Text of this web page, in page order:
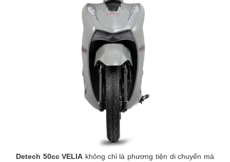
Detech 50cc VELIA không chỉ là phương tiện di chuyển mà